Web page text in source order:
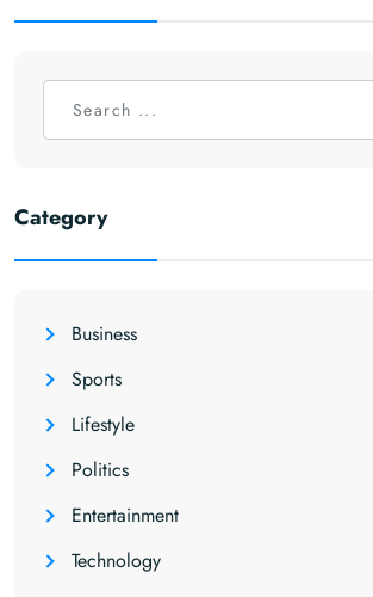
Category
Business
Sports
Lifestyle
Politics
Entertainment
Technology